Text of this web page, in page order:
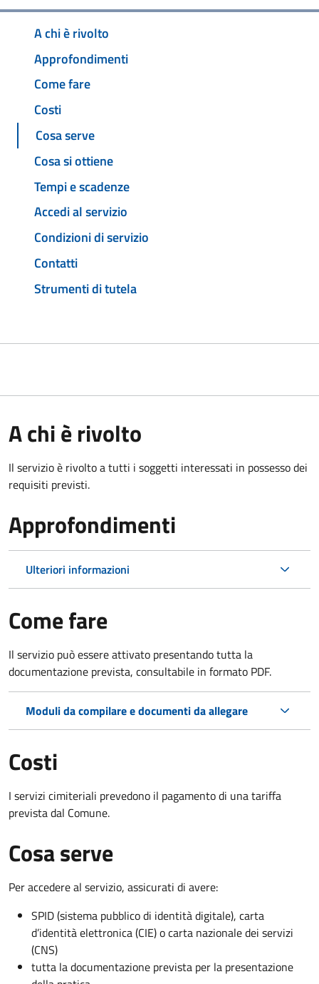
A chi è rivolto
Approfondimenti
Come fare
Costi
Cosa serve
Cosa si ottiene
Tempi e scadenze
Accedi al servizio
Condizioni di servizio
Contatti
Strumenti di tutela
A chi è rivolto
Il servizio è rivolto a tutti i soggetti interessati in possesso dei
requisiti previsti.
Approfondimenti
Ulteriori informazioni
Come fare
Il servizio può essere attivato presentando tutta la
documentazione prevista, consultabile in formato PDF.
Moduli da compilare e documenti da allegare
Costi
I servizi cimiteriali prevedono il pagamento di una tariffa
prevista dal Comune.
Cosa serve
Per accedere al servizio, assicurati di avere:
SPID (sistema pubblico di identità digitale), carta
d’identità elettronica (CIE) o carta nazionale dei servizi
(CNS)
tutta la documentazione prevista per la presentazione